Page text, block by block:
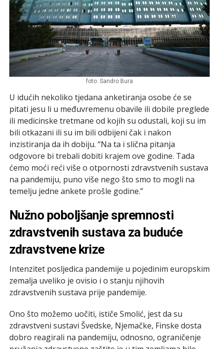
foto: Sandro Bura
U idućih nekoliko tjedana anketiranja osobe će se
pitati jesu li u međuvremenu obavile ili dobile preglede
ili medicinske tretmane od kojih su odustali, koji su im
bili otkazani ili su im bili odbijeni čak i nakon
inzistiranja da ih dobiju. “Na ta i slična pitanja
odgovore bi trebali dobiti krajem ove godine. Tada
ćemo moći reći više o otpornosti zdravstvenih sustava
na pandemiju, puno više nego što smo to mogli na
temelju jedne ankete prošle godine.”
Nužno poboljšanje spremnosti
zdravstvenih sustava za buduće
zdravstvene krize
Intenzitet posljedica pandemije u pojedinim europskim
zemalja uveliko je ovisio i o stanju njihovih
zdravstvenih sustava prije pandemije.
Ono što možemo uočiti, ističe Smolić, jest da su
zdravstveni sustavi Švedske, Njemačke, Finske dosta
dobro reagirali na pandemiju, odnosno, ograničenje